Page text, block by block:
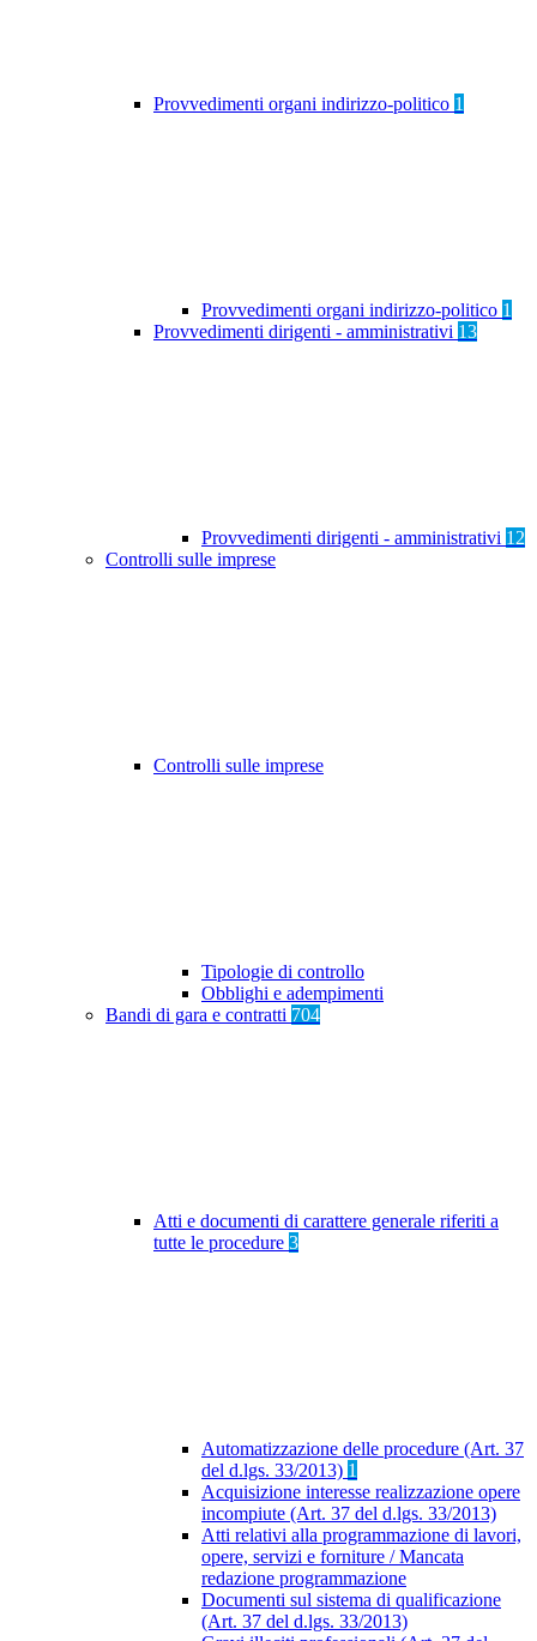
Provvedimenti organi indirizzo-politico 1
Provvedimenti organi indirizzo-politico 1
Provvedimenti dirigenti - amministrativi 13
Provvedimenti dirigenti - amministrativi 12
Controlli sulle imprese
Controlli sulle imprese
Tipologie di controllo
Obblighi e adempimenti
Bandi di gara e contratti 704
Atti e documenti di carattere generale riferiti a
tutte le procedure 3
Automatizzazione delle procedure (Art. 37
del d.lgs. 33/2013) 1
Acquisizione interesse realizzazione opere
incompiute (Art. 37 del d.lgs. 33/2013)
Atti relativi alla programmazione di lavori,
opere, servizi e forniture / Mancata
redazione programmazione
Documenti sul sistema di qualificazione
(Art. 37 del d.lgs. 33/2013)